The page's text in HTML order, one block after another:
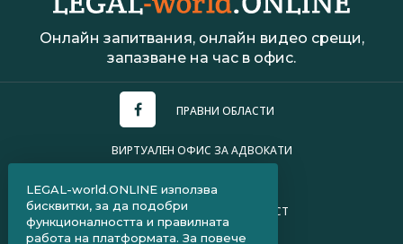
Онлайн запитвания, онлайн видео срещи,
запазване на час в офис.
ПРАВНИ ОБЛАСТИ
ВИРТУАЛЕН ОФИС ЗА АДВОКАТИ
ПОЛИТИКА ЗА ПОВЕРИТЕЛНОСТ
LEGAL-world.ONLINE използва
бисквитки, за да подобри
функционалността и правилната
работа на платформата. За повече